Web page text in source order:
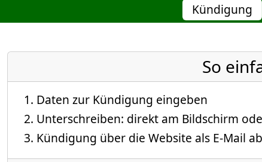
Kündigung
So
Daten zur Kündigung eingeben
Unterschreiben: direkt am Bildschirm
Kündigung über die Website als E-Mail